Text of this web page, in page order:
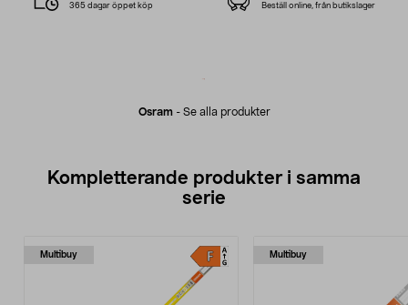
Osram- Se alla produkter
365 dagar öppet köp Beställ online, från butikslager
Kompletterande produkter i samma
serie
Multibuy Multibuy